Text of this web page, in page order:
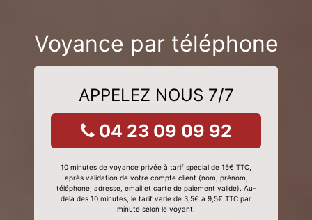
Voyance par téléphone
APPELEZ NOUS 7/7
04 23 09 09 92
10 minutes de voyance privée à tarif spécial de 15€ TTC,
après validation de votre compte client (nom, prénom,
téléphone, adresse, email et carte de paiement valide). Au-
delà des 10 minutes, le tarif varie de 3,5€ à 9,5€ TTC par
minute selon le voyant.